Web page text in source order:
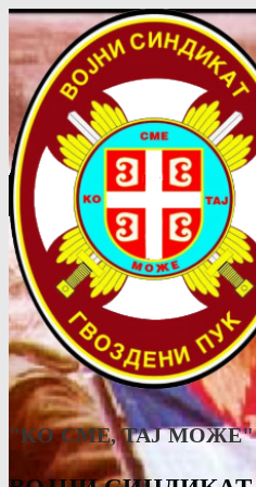
"КО СМЕ, ТАJ МОЖЕ"